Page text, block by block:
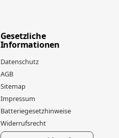
Gesetzliche
Informationen
Datenschutz
AGB
Sitemap
Impressum
Batteriegesetzhinweise
Widerrufsrecht